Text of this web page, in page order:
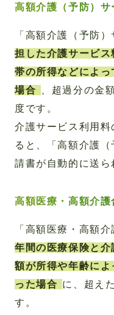
高額介護（予防）サ
「高額介護（予防
担した介護サービ
帯の所得などによ
場合
、超過分の金
度です。
介護サービス利用料
ると、「高額介護
請書が自動的に送ら
高額医療・高額介護
「高額医療・高額
年間の医療保険と
額が所得や年齢によ
った場合 に、超え
す。